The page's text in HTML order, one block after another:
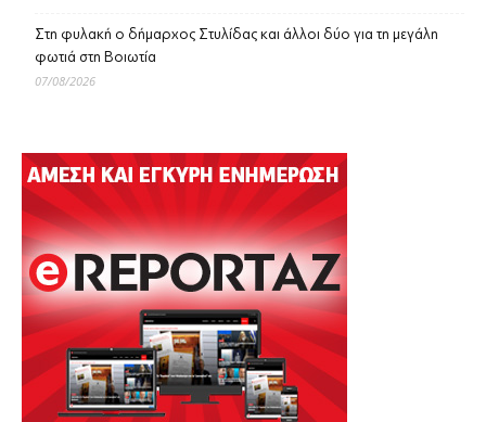
Στη φυλακή ο δήμαρχος Στυλίδας και άλλοι δύο για τη μεγάλη
φωτιά στη Βοιωτία
07/08/2026